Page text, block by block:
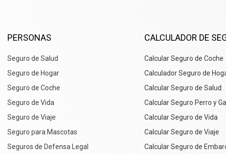
PERSONAS
Seguro de Salud
Seguro de Hogar
Seguro de Coche
Seguro de Vida
Seguro de Viaje
Seguro para Mascotas
Seguros de Defensa Legal
CALCULADOR DE
Calcular Seguro de Coche
Calculador Seguro de
Calcular Seguro de Salud
Calcular Seguro Perro y
Calcular Seguro de Vida
Calcular Seguro de Viaje
Calcular Seguro de